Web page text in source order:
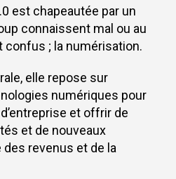
est chapeautée par un
connaissent mal ou au
; la numérisation.
elle repose sur
numériques pour
et offrir de
et de nouveaux
revenus et de la